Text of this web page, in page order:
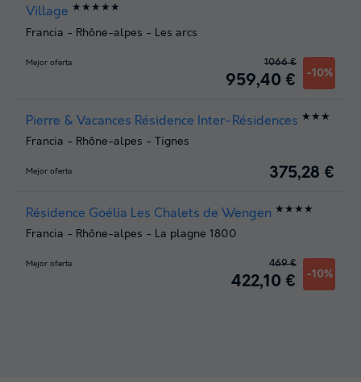
Village ★★★★★
Francia - Rhône-alpes - Les arcs
Mejor oferta
959,40 € -10%
1066 €
Pierre & Vacances Résidence Inter-Résidences ★★★
Francia - Rhône-alpes - Tignes
Mejor oferta 375,28 €
Résidence Goélia Les Chalets de Wengen ★★★★
Francia - Rhône-alpes - La plagne 1800
Mejor oferta
422,10 € -10%
469 €